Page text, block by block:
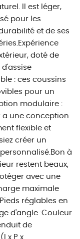
Il est léger,
pour les
et de ses
doté de
: ces coussins
pour un
modulaire :
a une conception
flexible et
créer un
à
restent beaux,
avec une
maximale
réglables en
d'angle :Couleur
de
x P x